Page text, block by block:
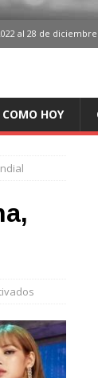
al 28 de diciembre
HOY